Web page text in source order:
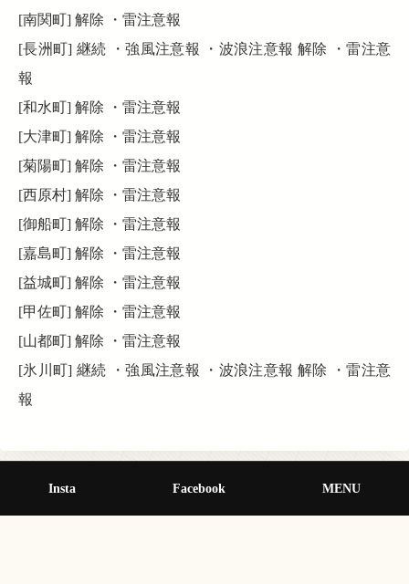
[南関町] 解除 ・雷注意報
[長洲町] 継続 ・強風注意報 ・波浪注意報 解除 ・雷注意
報
[和水町] 解除 ・雷注意報
[大津町] 解除 ・雷注意報
[菊陽町] 解除 ・雷注意報
[西原村] 解除 ・雷注意報
[御船町] 解除 ・雷注意報
[嘉島町] 解除 ・雷注意報
[益城町] 解除 ・雷注意報
[甲佐町] 解除 ・雷注意報
[山都町] 解除 ・雷注意報
[氷川町] 継続 ・強風注意報 ・波浪注意報 解除 ・雷注意
報
Insta Facebook MENU